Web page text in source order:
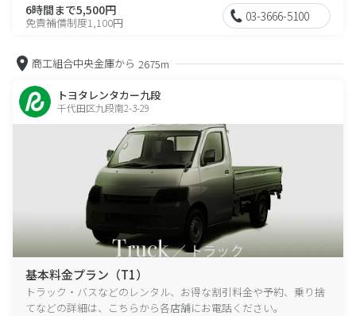
6時間まで5,500円
免責補償制度1,100円 03-3666-5100
商工組合中央金庫から 2675m
トヨタレンタカー九段
千代田区九段南2-3-29
基本料金プラン（T1）
トラック・バスなどのレンタル、お得な割引料金や予約、乗り捨
てなどの詳細は、こちらから各店舗にお電話ください。